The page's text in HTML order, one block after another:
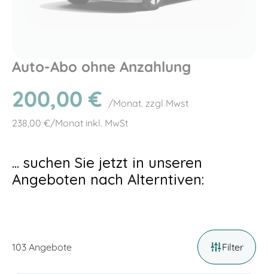
Auto-Abo ohne Anzahlung
200,00 € /Monat. zzgl Mwst
238,00 €/Monat inkl. MwSt
... suchen Sie jetzt in unseren
Angeboten nach Alterntiven:
103 Angebote Filter